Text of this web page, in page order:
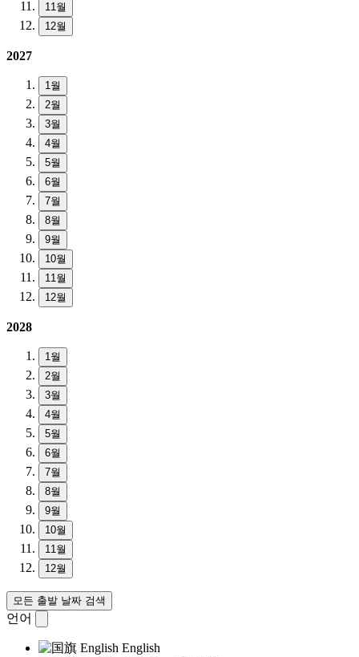
11월
12월
2027
1월
2월
3월
4월
5월
6월
7월
8월
9월
10월
11월
12월
2028
1월
2월
3월
4월
5월
6월
7월
8월
9월
10월
11월
12월
모든 출발 날짜 검색
언어
English